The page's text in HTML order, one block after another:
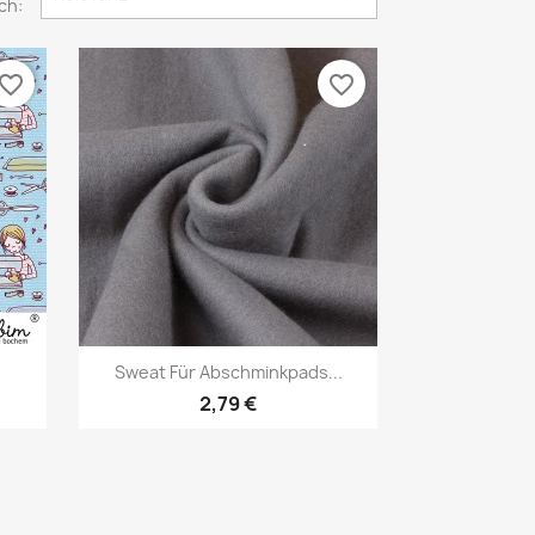
favorite_border
Vorschau
Sweat Für Abschminkpads...
2,79 €
favorite_border